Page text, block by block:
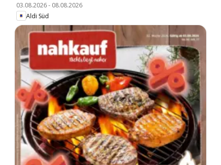
03.08.2026- 08.08.2026
Aldi Süd